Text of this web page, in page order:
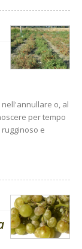
o, al
per tempo
e